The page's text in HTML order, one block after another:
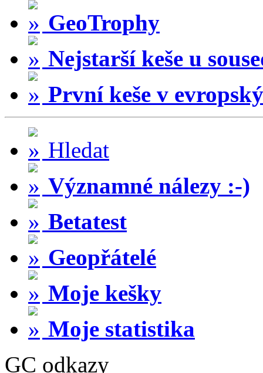
GeoTrophy
Nejstarší keše u
První keše v
Hledat
Významné nálezy :-)
Betatest
Geopřátelé
Moje kešky
Moje statistika
GC odkazy